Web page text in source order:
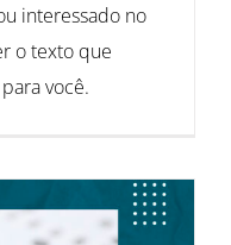
interessado no
o texto que
você.